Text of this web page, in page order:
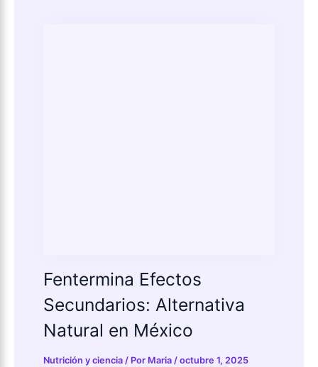
Fentermina Efectos
Secundarios: Alternativa
Natural en México
Nutrición y ciencia / Por Maria /octubre 1, 2025